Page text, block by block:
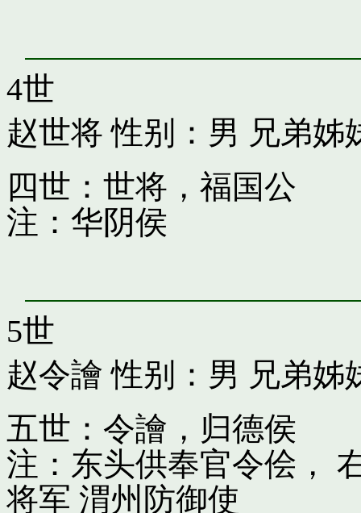
4世
赵世将 性别：男 兄弟姊
四世：世将，福国公
注：华阴侯
5世
赵令譮 性别：男 兄弟姊
五世：令譮，归德侯
注：东头供奉官令侩，
将军 渭州防御使